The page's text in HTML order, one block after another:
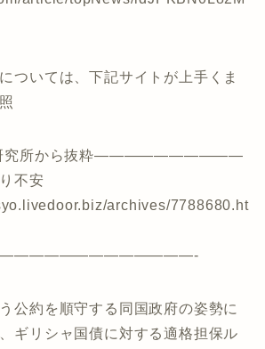
ついては、下記サイトが上手くま
究所から抜粋——————————
不安
archives/7788680.ht
公約を順守する同国政府の姿勢に
ギリシャ国債に対する適格担保ル